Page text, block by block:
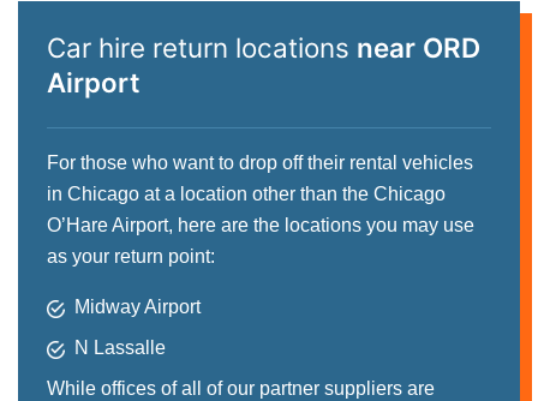
Car hire return locations near ORD
Airport
For those who want to drop off their rental vehicles
in Chicago at a location other than the Chicago
O’Hare Airport, here are the locations you may use
as your return point:
Midway Airport
N Lassalle
While offices of all of our partner suppliers are